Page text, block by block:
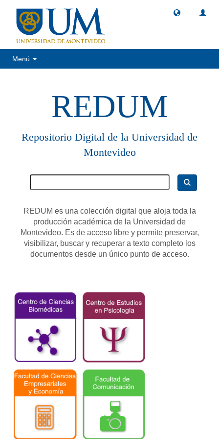
Menú
REDUM
Repositorio Digital de la Universidad de
Montevideo
REDUM es una colección digital que aloja toda la
producción académica de la Universidad de
Montevideo. Es de acceso libre y permite preservar,
visibilizar, buscar y recuperar a texto completo los
documentos desde un único punto de acceso.